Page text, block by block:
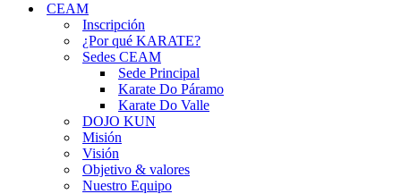
CEAM
Inscripción
¿Por qué KARATE?
Sedes CEAM
Sede Principal
Karate Do Páramo
Karate Do Valle
DOJO KUN
Misión
Visión
Objetivo & valores
Nuestro Equipo